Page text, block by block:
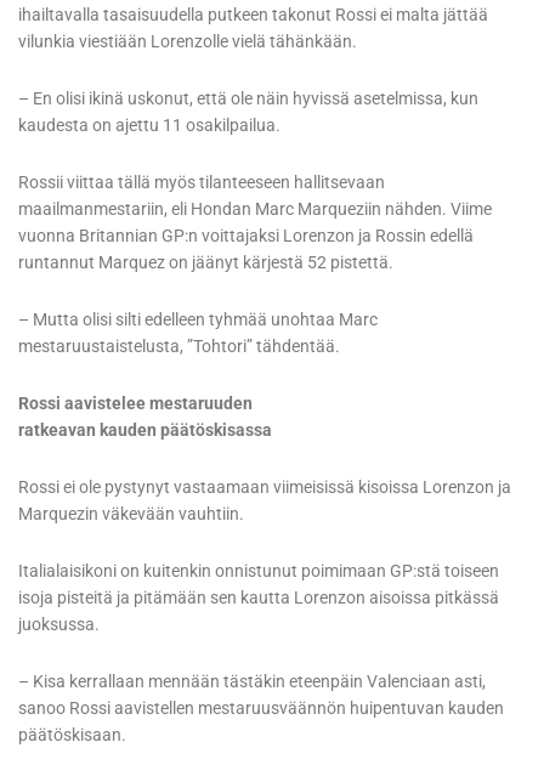
ihailtavalla tasaisuudella putkeen takonut Rossi ei malta jättää
vilunkia viestiään Lorenzolle vielä tähänkään.
– En olisi ikinä uskonut, että ole näin hyvissä asetelmissa, kun
kaudesta on ajettu 11 osakilpailua.
Rossii viittaa tällä myös tilanteeseen hallitsevaan
maailmanmestariin, eli Hondan Marc Marqueziin nähden. Viime
vuonna Britannian GP:n voittajaksi Lorenzon ja Rossin edellä
runtannut Marquez on jäänyt kärjestä 52 pistettä.
– Mutta olisi silti edelleen tyhmää unohtaa Marc
mestaruustaistelusta, ”Tohtori” tähdentää.
Rossi aavistelee mestaruuden
ratkeavan kauden päätöskisassa
Rossi ei ole pystynyt vastaamaan viimeisissä kisoissa Lorenzon ja
Marquezin väkevään vauhtiin.
Italialaisikoni on kuitenkin onnistunut poimimaan GP:stä toiseen
isoja pisteitä ja pitämään sen kautta Lorenzon aisoissa pitkässä
juoksussa.
– Kisa kerrallaan mennään tästäkin eteenpäin Valenciaan asti,
sanoo Rossi aavistellen mestaruusväännön huipentuvan kauden
päätöskisaan.